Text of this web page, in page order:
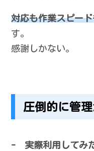
対応も作業スピー
す。
感謝しかない。
圧倒的に管
- 実際利用してみ